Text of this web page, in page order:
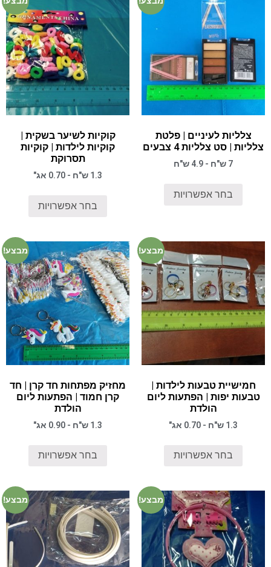
צלליות לעיניים | פלטת
צלליות | סט צלליות 4 צבעים
7 ש"ח - 4.9 ש"ח
בחר אפשרויות
קוקיות לשיער בשקית |
קוקיות לילדות | קוקיות
תסרוקת
1.3 ש"ח - 0.70 אג"
בחר אפשרויות
מבצע!
חמישיית טבעות לילדות |
טבעות יפות | הפתעות ליום
הולדת
1.3 ש"ח - 0.70 אג"
בחר אפשרויות
מבצע!
מחזיק מפתחות חד קרן | חד
קרן חמוד | הפתעות ליום
הולדת
1.3 ש"ח - 0.90 אג"
בחר אפשרויות
מבצע! מבצע!